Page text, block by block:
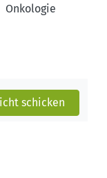
Onkologie
schicken